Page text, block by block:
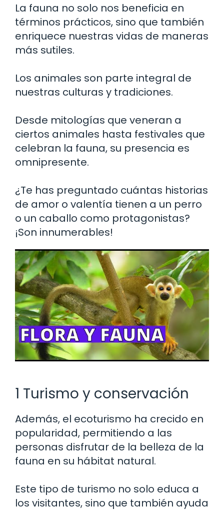
La fauna no solo nos beneficia en
términos prácticos, sino que también
enriquece nuestras vidas de maneras
más sutiles.
Los animales son parte integral de
nuestras culturas y tradiciones.
Desde mitologías que veneran a
ciertos animales hasta festivales que
celebran la fauna, su presencia es
omnipresente.
¿Te has preguntado cuántas historias
de amor o valentía tienen a un perro
o un caballo como protagonistas?
¡Son innumerables!
1 Turismo y conservación
Además, el ecoturismo ha crecido en
popularidad, permitiendo a las
personas disfrutar de la belleza de la
fauna en su hábitat natural.
Este tipo de turismo no solo educa a
los visitantes, sino que también ayuda